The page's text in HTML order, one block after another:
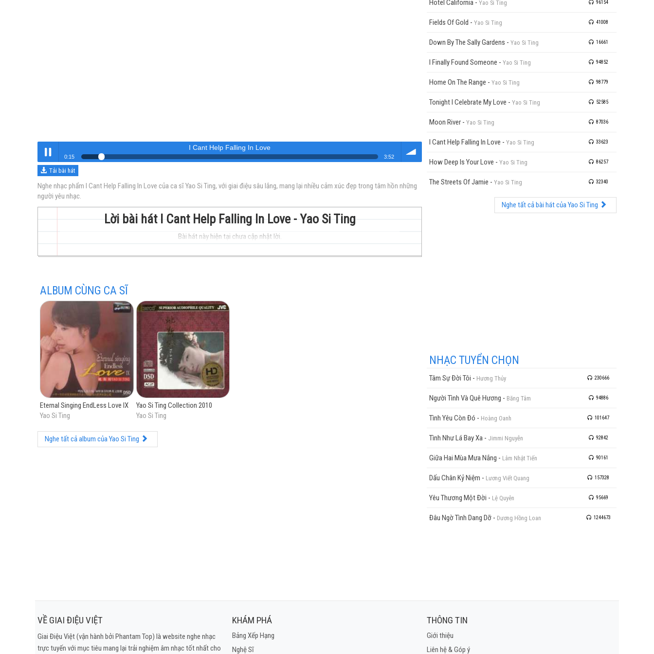
Nghe
nhất
I Cant Help Falling In Love
0:16 3:52
I Cant Help Falling In Love
Tải bài hát
Nghe nhạc phẩm I Cant Help Falling In Love của ca sĩ Yao Si Ting, với giai điệu sâu lắng, mang lại nhiều cảm xúc đẹp trong tâm hồn những
người yêu nhạc.
Lời bài hát I Cant Help Falling In Love - Yao Si Ting
Bài hát này hiện tại chưa cập nhật lời.
ALBUM CÙNG CA SĨ
Eternal Singing EndLess Love IX
Yao Si Ting
Yao Si Ting Collection 2010
Yao Si Ting
Nghe tất cả album của Yao Si Ting
Hotel California - Yao Si Ting 96154
Fields Of Gold - Yao Si Ting 41008
Down By The Sally Gardens - Yao Si Ting 16661
I Finally Found Someone - Yao Si Ting 94852
Home On The Range - Yao Si Ting 98779
Tonight I Celebrate My Love - Yao Si Ting 52585
Moon River - Yao Si Ting 87036
I Cant Help Falling In Love - Yao Si Ting 33623
How Deep Is Your Love - Yao Si Ting 86257
The Streets Of Jamie - Yao Si Ting 32340
Nghe tất cả bài hát của Yao Si Ting
NHẠC TUYỂN CHỌN
Tâm Sự Đời Tôi - Hương Thủy 230666
Người Tình Và Quê Hương - Băng Tâm 94886
Tình Yêu Còn Đó - Hoàng Oanh 101647
Tình Như Lá Bay Xa - Jimmi Nguyễn 92842
Giữa Hai Mùa Mưa Nắng - Lâm Nhật Tiến 90161
Dấu Chân Kỷ Niệm - Lương Viết Quang 157328
Yêu Thương Một Đời - Lệ Quyên 95669
Đâu Ngờ Tình Dang Dỡ - Dương Hồng Loan 1244673
VỀ GIAI ĐIỆU VIỆT
Giai Điệu Việt (vận hành bởi Phantam Top) là website nghe nhạc
trực tuyến với mục tiêu mang lại trải nghiệm âm nhạc tốt nhất cho
KHÁM PHÁ
Bảng Xếp Hạng
Nghệ Sĩ
THÔNG TIN
Giới thiệu
Liên hệ & Góp ý